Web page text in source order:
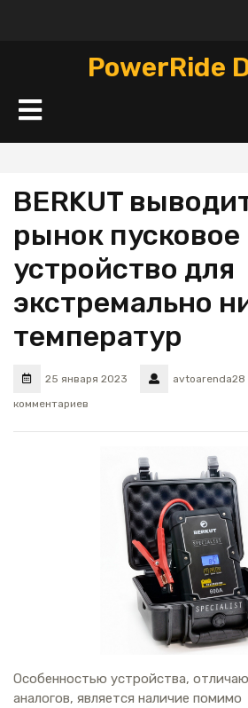
PowerRide
Кнопка
Открыть
BERKUT
рынок пусковое
устройство для
экстремально
температур
25 января 2023 avtoarenda28
комментариев
Особенностью устройства,
аналогов, является наличие помимо